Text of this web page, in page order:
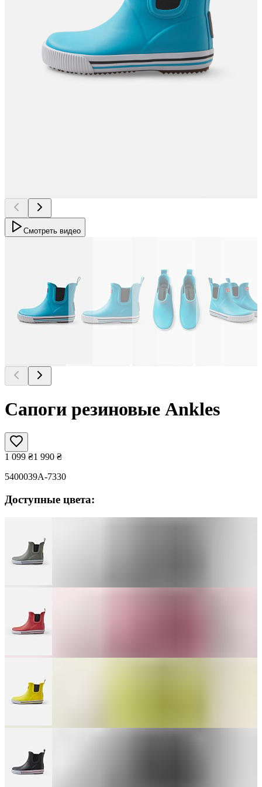
Смотреть видео
Сапоги резиновые Ankles
1 099 ₴1 990 ₴
5400039A-7330
Доступные цвета: